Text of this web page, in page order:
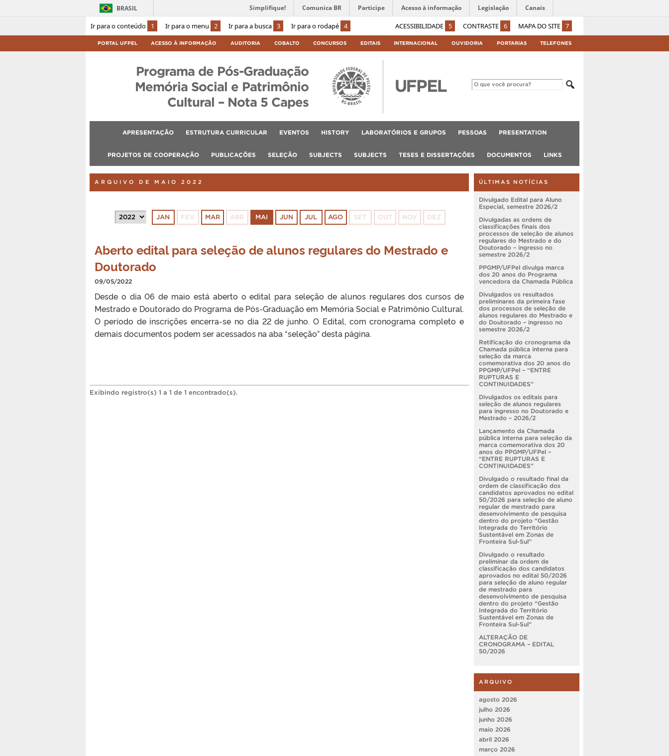
Ir para o conteúdo 1 Ir para o menu 2 Ir para a busca 3 Ir para o rodapé 4 ACESSIBILIDADE 5 CONTRASTE 6 MAPA DO SITE 7
BRASIL Simplifique! Comunica BR Participe Acesso à informação Legislação Canais
PORTAL UFPEL ACESSO À INFORMAÇÃO AUDITORIA COBALTO CONCURSOS EDITAIS INTERNACIONAL OUVIDORIA PORTARIAS TELEFONES
Programa de Pós-Graduação
Memória Social e Patrimônio
Cultural – Nota 5 Capes
APRESENTAÇÃO ESTRUTURA CURRICULAR EVENTOS HISTORY LABORATÓRIOS E GRUPOS PESSOAS PRESENTATION
PROJETOS DE COOPERAÇÃO PUBLICAÇÕES SELEÇÃO SUBJECTS SUBJECTS TESES E DISSERTAÇÕES DOCUMENTOS LINKS
ARQUIVO DE MAIO 2022
JAN FEV MAR ABR MAI JUN JUL AGO SET OUT NOV DEZ
Aberto edital para seleção de alunos regulares do Mestrado e
Doutorado
09/05/2022
Desde o dia 06 de maio está aberto o edital para seleção de alunos regulares dos cursos de
Mestrado e Doutorado do Programa de Pós-Graduação em Memória Social e Patrimônio Cultural.
O período de inscrições encerra-se no dia 22 de junho. O Edital, com cronograma completo e
demais documentos podem ser acessados na aba “seleção” desta página.
Exibindo registro(s) 1 a 1 de 1 encontrado(s).
ÚLTIMAS NOTÍCIAS
Divulgado Edital para Aluno
Especial, semestre 2026/2
Divulgadas as ordens de
classificações finais dos
processos de seleção de alunos
regulares do Mestrado e do
Doutorado – ingresso no
semestre 2026/2
PPGMP/UFPel divulga marca
dos 20 anos do Programa
vencedora da Chamada Pública
Divulgados os resultados
preliminares da primeira fase
dos processos de seleção de
alunos regulares do Mestrado e
do Doutorado – ingresso no
semestre 2026/2
Retificação do cronograma da
Chamada pública interna para
seleção da marca
comemorativa dos 20 anos do
PPGMP/UFPel – “ENTRE
RUPTURAS E
CONTINUIDADES”
Divulgados os editais para
seleção de alunos regulares
para ingresso no Doutorado e
Mestrado – 2026/2
Lançamento da Chamada
pública interna para seleção da
marca comemorativa dos 20
anos do PPGMP/UFPel –
“ENTRE RUPTURAS E
CONTINUIDADES”
Divulgado o resultado final da
ordem de classificação dos
candidatos aprovados no edital
50/2026 para seleção de aluno
regular de mestrado para
desenvolvimento de pesquisa
dentro do projeto “Gestão
Integrada do Território
Sustentável em Zonas de
Fronteira Sul-Sul”
Divulgado o resultado
preliminar da ordem de
classificação dos candidatos
aprovados no edital 50/2026
para seleção de aluno regular
de mestrado para
desenvolvimento de pesquisa
dentro do projeto “Gestão
Integrada do Território
Sustentável em Zonas de
Fronteira Sul-Sul”
ALTERAÇÃO DE
CRONOGRAMA – EDITAL
50/2026
ARQUIVO
agosto 2026
julho 2026
junho 2026
maio 2026
abril 2026
março 2026